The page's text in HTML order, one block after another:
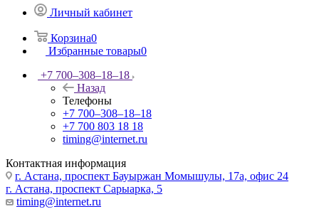
Личный кабинет
Корзина0
Избранные товары0
+7 700‒308‒18‒18
Назад
Телефоны
+7 700‒308‒18‒18
+7 700 803 18 18
timing@internet.ru
Контактная информация
г. Астана, проспект Бауыржан Момышулы, 17а, офис 24
г. Астана, проспект Сарыарка, 5
timing@internet.ru